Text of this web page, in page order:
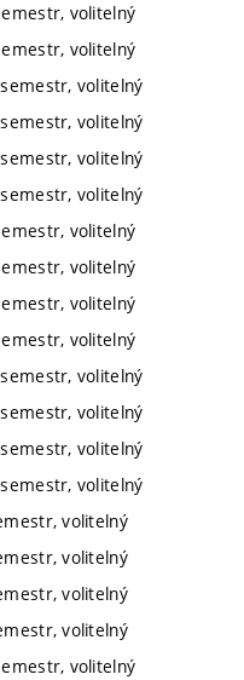
volitelný
volitelný
volitelný
volitelný
volitelný
volitelný
volitelný
volitelný
volitelný
volitelný
volitelný
volitelný
volitelný
volitelný
volitelný
volitelný
volitelný
volitelný
volitelný